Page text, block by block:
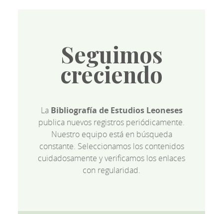
Seguimos
creciendo
La Bibliografía de Estudios Leoneses
publica nuevos registros periódicamente.
Nuestro equipo está en búsqueda
constante. Seleccionamos los contenidos
cuidadosamente y verificamos los enlaces
con regularidad.